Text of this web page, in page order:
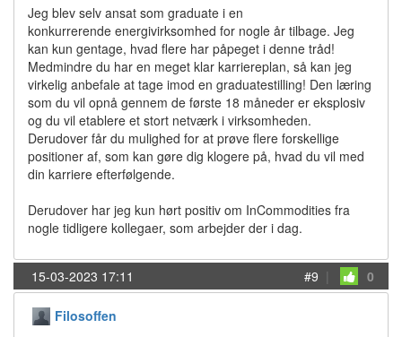
Jeg blev selv ansat som graduate i en
konkurrerende energivirksomhed for nogle år tilbage. Jeg
kan kun gentage, hvad flere har påpeget i denne tråd!
Medmindre du har en meget klar karriereplan, så kan jeg
virkelig anbefale at tage imod en graduatestilling! Den læring
som du vil opnå gennem de første 18 måneder er eksplosiv
og du vil etablere et stort netværk i virksomheden.
Derudover får du mulighed for at prøve flere forskellige
positioner af, som kan gøre dig klogere på, hvad du vil med
din karriere efterfølgende.
Derudover har jeg kun hørt positiv om InCommodities fra
nogle tidligere kollegaer, som arbejder der i dag.
15-03-2023 17:11 #9 | 0
Filosoffen